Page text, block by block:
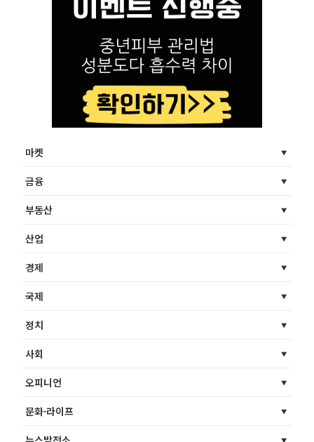
마켓
금융
부동산
산업
경제
국제
정치
사회
오피니언
문화·라이프